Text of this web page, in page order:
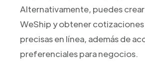
Alternativamente, puedes
WeShip y obtener cotizaciones
precisas en línea, además de
preferenciales para negocios.